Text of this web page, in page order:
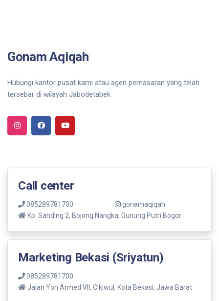
Gonam Aqiqah
Hubungi kantor pusat kami atau agen pemasaran yang telah
tersebar di wilayah Jabodetabek
Call center
085289781700
gonamaqiqah
Kp. Sanding 2, Bojong Nangka, Gunung Putri Bogor
Marketing Bekasi (Sriyatun)
085289781700
Jalan Yon Armed VII, Cikiwul, Kota Bekasi, Jawa Barat